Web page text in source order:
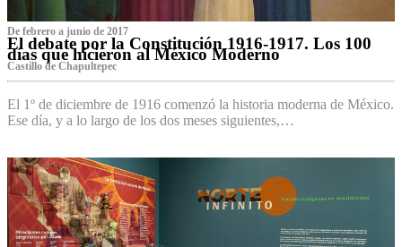
De febrero a junio de 2017
El debate por la Constitución 1916-1917. Los 100
días que hicieron al México Moderno
Castillo de Chapultepec
El 1º de diciembre de 1916 comenzó la historia moderna de México.
Ese día, y a lo largo de los dos meses siguientes,…